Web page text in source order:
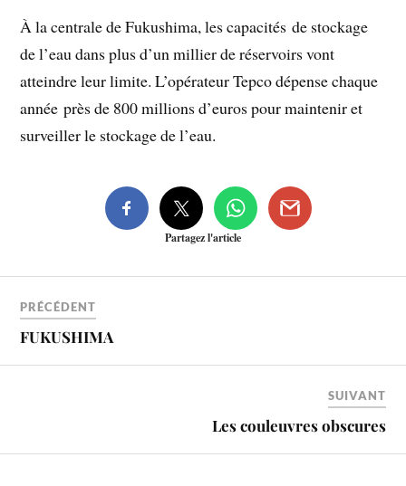
À la centrale de Fukushima, les capacités de stockage
de l’eau dans plus d’un millier de réservoirs vont
atteindre leur limite. L’opérateur Tepco dépense chaque
année près de 800 millions d’euros pour maintenir et
surveiller le stockage de l’eau.
Partagez l'article
PRÉCÉDENT
FUKUSHIMA
SUIVANT
Les couleuvres obscures